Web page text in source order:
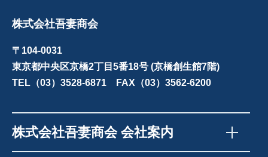
株式会社吾妻商会
〒104-0031
東京都中央区京橋2丁目5番18号 (京橋創生館7階)
TEL（03）3528-6871 FAX（03）3562-6200
株式会社吾妻商会 会社案内